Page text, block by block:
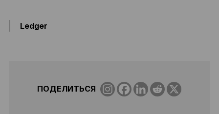
Ledger
ПОДЕЛИТЬСЯ